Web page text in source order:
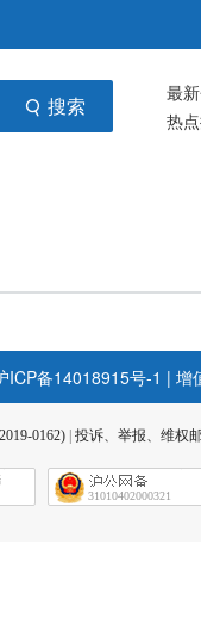
搜索 最
热
ICP备14018915号-1 | 增
0162) 投诉、举报、维权
31010402000321